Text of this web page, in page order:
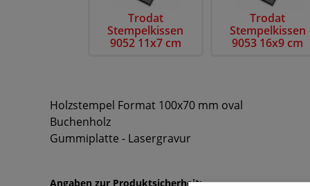
Trodat
Stempelkissen
9052 11x7 cm
Trodat
Stempelkissen
9053 16x9 cm
Holzstempel Format 100x70 mm oval
Buchenholz
Gummiplatte - Lasergravur
Angaben zur Produktsicherheit: